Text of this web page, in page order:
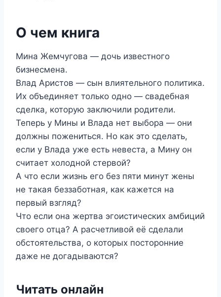
О чем книга
Мина Жемчугова — дочь известного
бизнесмена.
Влад Аристов — сын влиятельного политика.
Их объединяет только одно — свадебная
сделка, которую заключили родители.
Теперь у Мины и Влада нет выбора — они
должны пожениться. Но как это сделать,
если у Влада уже есть невеста, а Мину он
считает холодной стервой?
А что если жизнь его без пяти минут жены
не такая беззаботная, как кажется на
первый взгляд?
Что если она жертва эгоистических амбиций
своего отца? А расчетливой её сделали
обстоятельства, о которых посторонние
даже не догадываются?
Читать онлайн